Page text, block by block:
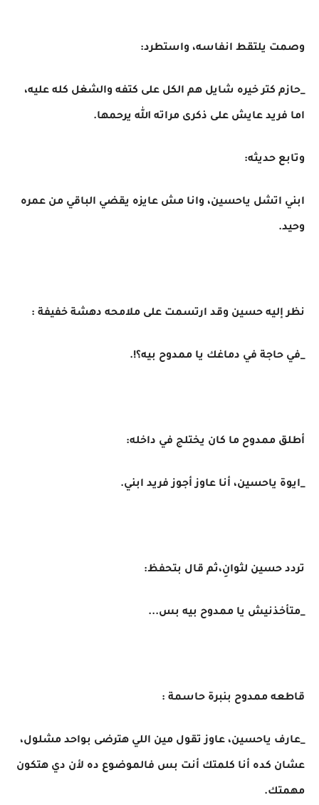
وصمت يلتقط انفاسه، واستطرد:
_حازم كتر خيره شايل هم الكل على كتفه والشغل كله عليه،
اما فريد عايش على ذكرى مراته الله يرحمها.
وتابع حديثه:
ابني اتشل ياحسين، وانا مش عايزه يقضي الباقي من عمره
وحيد.
نظر إليه حسين وقد ارتسمت على ملامحه دهشة خفيفة :
_في حاجة في دماغك يا ممدوح بيه؟!.
أطلق ممدوح ما كان يختلج في داخله:
_ايوة ياحسين، أنا عاوز أجوز فريد ابني.
تردد حسين لثوانِ،ثم قال بتحفظ:
_متأخذنيش يا ممدوح بيه بس...
قاطعه ممدوح بنبرة حاسمة :
_عارف ياحسين، عاوز تقول مين اللي هترضى بواحد مشلول،
عشان كده أنا كلمتك أنت بس فالموضوع ده لأن دي هتكون
مهمتك.